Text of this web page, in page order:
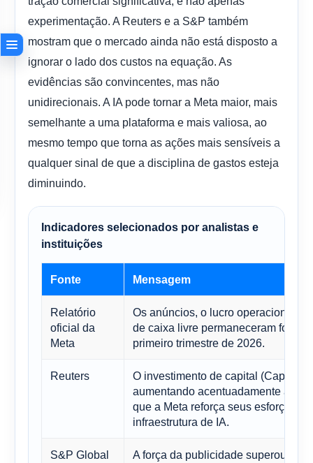
experimentação. A Reuters e a S&P também
mostram que o mercado ainda não está disposto a
ignorar o lado dos custos na equação. As
evidências são convincentes, mas não
unidirecionais. A IA pode tornar a Meta maior, mais
semelhante a uma plataforma e mais valiosa, ao
mesmo tempo que torna as ações mais sensíveis a
qualquer sinal de que a disciplina de gastos esteja
diminuindo.
Indicadores selecionados por analistas e
instituições
Fonte Mensagem
Relatório
oficial da
Meta
Os anúncios, o lucro operacional e
de caixa livre permaneceram fortes
primeiro trimestre de 2026.
Reuters
O investimento de capital (Capex)
aumentando acentuadamente à
que a Meta reforça seus esforços
infraestrutura de IA.
S&P Global
A força da publicidade superou as